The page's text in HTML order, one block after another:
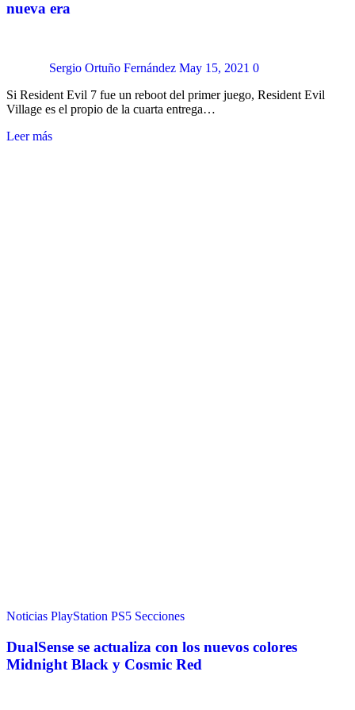
nueva era
Sergio Ortuño Fernández May 15, 2021 0
Si Resident Evil 7 fue un reboot del primer juego, Resident Evil
Village es el propio de la cuarta entrega…
Leer más
Noticias PlayStation PS5 Secciones
DualSense se actualiza con los nuevos colores
Midnight Black y Cosmic Red